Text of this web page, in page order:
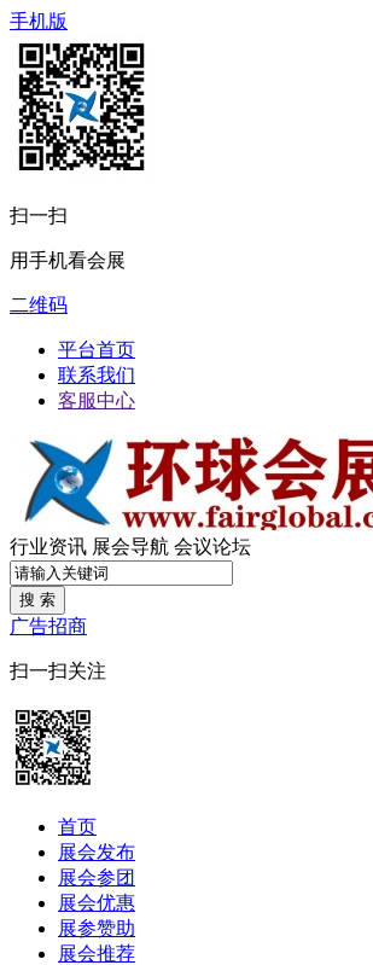
手机版
扫一扫
用手机看会展
二维码
平台首页
联系我们
客服中心
行业资讯 展会导航 会议论坛
搜 索
广告招商
扫一扫关注
首页
展会发布
展会参团
展会优惠
展参赞助
展会推荐